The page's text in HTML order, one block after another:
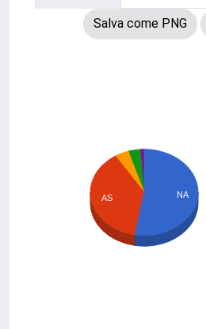
Salva come PNG
AS NA